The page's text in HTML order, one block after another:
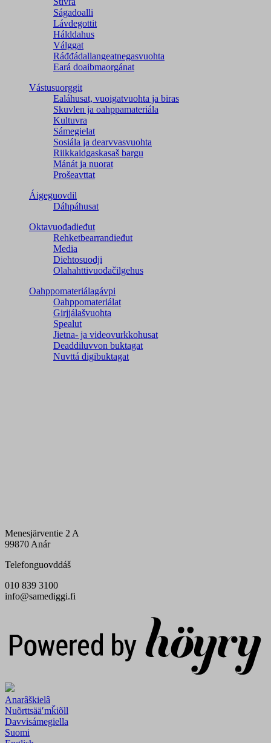
Ságadoalli
Lávdegottit
Hálddahus
Válggat
Ráđđádallangeatnegas­vuohta
Eará doaibmaorgánat
Vástusuorggit
Ealáhusat, vuoigatvuohta ja biras
Skuvlen ja oahppamateriála
Kultuvra
Sámegielat
Sosiála ja dearvvasvuohta
Riikkaidgaskasaš bargu
Mánát ja nuorat
Prošeavttat
Áigeguovdil
Dáhpáhusat
Oktavuođadieđut
Rehketbearrandieđut
Media
Diehtosuodji
Olahahttivuođačilgehus
Oahppomateriálagávpi
Oahppomateriálat
Girjjálašvuohta
Spealut
Jietna- ja videovurkkohusat
Deaddiluvvon buktagat
Nuvttá digibuktagat
Menesjärventie 2 A
99870 Anár
Telefonguovddáš
010 839 3100
info@samediggi.fi
Anarâškielâ
Nuõrttsääʹmǩiõll
Davvisámegiella
Suomi